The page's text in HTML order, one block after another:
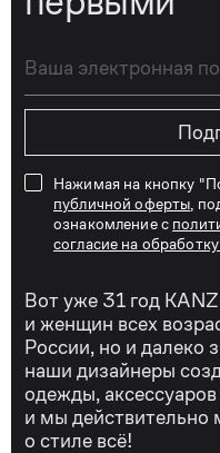
Нажимая на кнопку
публичной оферты ,
ознакомление с
согласие на
Вот уже 31 год
и женщин всех
России, но и далеко
наши дизайнеры
одежды,
и мы действительно
о стиле всё!